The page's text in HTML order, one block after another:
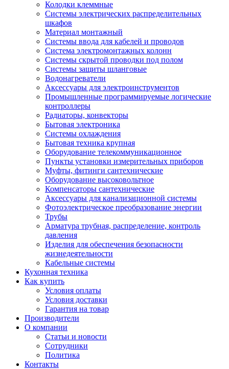
Колодки клеммные
Системы электрических распределительных
шкафов
Материал монтажный
Системы ввода для кабелей и проводов
Система электромонтажных колонн
Системы скрытой проводки под полом
Системы защиты шланговые
Водонагреватели
Аксессуары для электроинструментов
Промышленные программируемые логические
контроллеры
Радиаторы, конвекторы
Бытовая электроника
Системы охлаждения
Бытовая техника крупная
Оборудование телекоммуникационное
Пункты установки измерительных приборов
Муфты, фитинги сантехнические
Оборудование высоковольтное
Компенсаторы сантехнические
Аксессуары для канализационной системы
Фотоэлектрическое преобразование энергии
Трубы
Арматура трубная, распределение, контроль
давления
Изделия для обеспечения безопасности
жизнедеятельности
Кабельные системы
Кухонная техника
Как купить
Условия оплаты
Условия доставки
Гарантия на товар
Производители
О компании
Статьи и новости
Сотрудники
Политика
Контакты